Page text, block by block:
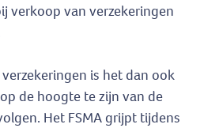
verkoop van verzekeringen
is het dan ook
de hoogte te zijn van de
Het FSMA grijpt tijdens